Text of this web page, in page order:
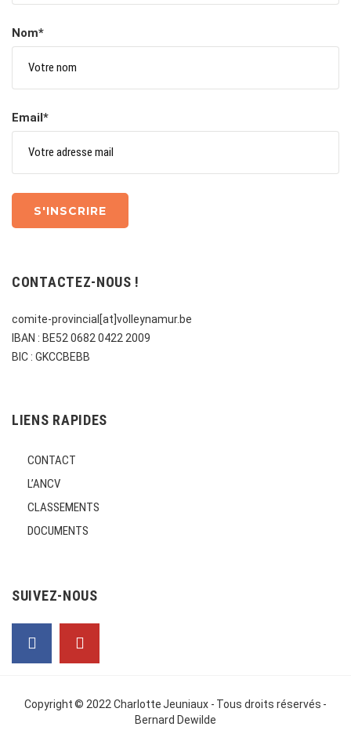
Nom*
Email*
CONTACTEZ-NOUS !
comite-provincial[at]volleynamur.be
IBAN : BE52 0682 0422 2009
BIC : GKCCBEBB
LIENS RAPIDES
CONTACT
L’ANCV
CLASSEMENTS
DOCUMENTS
SUIVEZ-NOUS
Copyright © 2022Charlotte Jeuniaux - Tous droits réservés -
Bernard Dewilde